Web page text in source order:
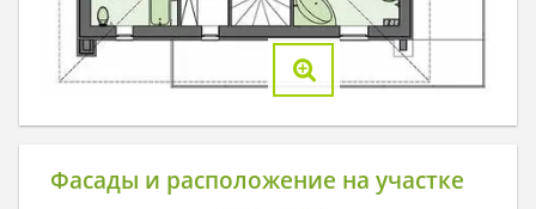
Фасады и расположение на участке